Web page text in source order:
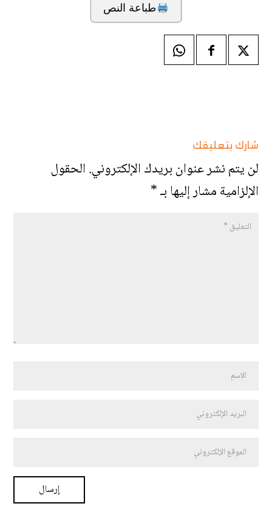
طباعة النص
شارك بتعليقك
لن يتم نشر عنوان بريدك الإلكتروني.الحقول
الإلزامية مشار إليها بـ*